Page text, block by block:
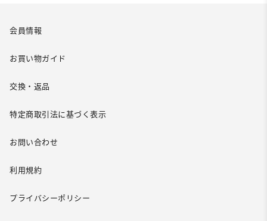
会員情報
お買い物ガイド
交換・返品
特定商取引法に基づく表示
お問い合わせ
利用規約
プライバシーポリシー